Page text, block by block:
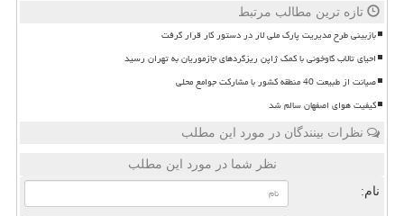
تازه ترین مطالب مرتبط
بازبینی طرح مدیریت پارک ملی لار در دستور کار قرار گرفت
احیای تالاب گاوخونی با کمک ژاپن ریزگردهای جازموریان به تهران رسید
صیانت از طبیعت 40 منطقه کشور با مشارکت جوامع محلی
کیفیت هوای اصفهان سالم شد
نظرات بینندگان در مورد این مطلب
نظر شما در مورد این مطلب
نام: